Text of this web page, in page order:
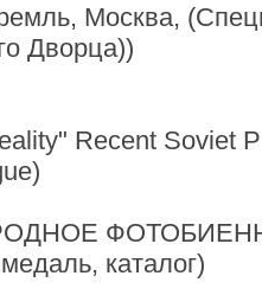
Москва,
Дворца))
Recent Soviet
каталог)